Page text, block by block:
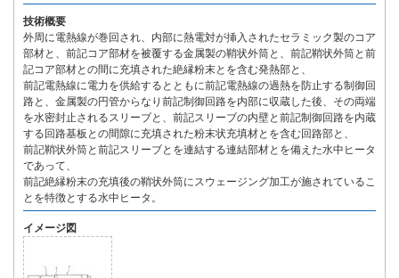
技術概要
外周に電熱線が巻回され、内部に熱電対が挿入されたセラミック製のコア
部材と、前記コア部材を被覆する金属製の鞘状外筒と、前記鞘状外筒と前
記コア部材との間に充填された絶縁粉末とを含む発熱部と、
前記電熱線に電力を供給するとともに前記電熱線の過熱を防止する制御回
路と、金属製の円管からなり前記制御回路を内部に収蔵した後、その両端
を水密封止されるスリーブと、前記スリーブの内壁と前記制御回路を内蔵
する回路基板との間隙に充填された粉末状充填材とを含む回路部と、
前記鞘状外筒と前記スリーブとを連結する連結部材とを備えた水中ヒータ
であって、
前記絶縁粉末の充填後の鞘状外筒にスウェージング加工が施されているこ
とを特徴とする水中ヒータ。
イメージ図